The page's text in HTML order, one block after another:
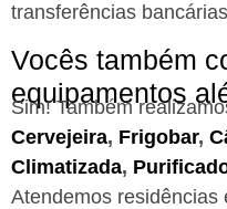
transferências
Vocês também
equipamentos
Sim! Também
Cervejeira, Frigobar,
Climatizada,
Atendemos residências